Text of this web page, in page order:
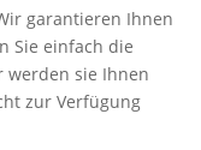
garantieren Ihnen
Sie einfach die
werden sie Ihnen
zur Verfügung